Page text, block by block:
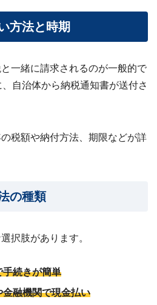
方法と時期
一緒に請求されるのが一般的で
自治体から納税通知書が送付さ
税額や納付方法、期限などが詳
の種類
択肢があります。
手続きが簡単
融機関で現金払い